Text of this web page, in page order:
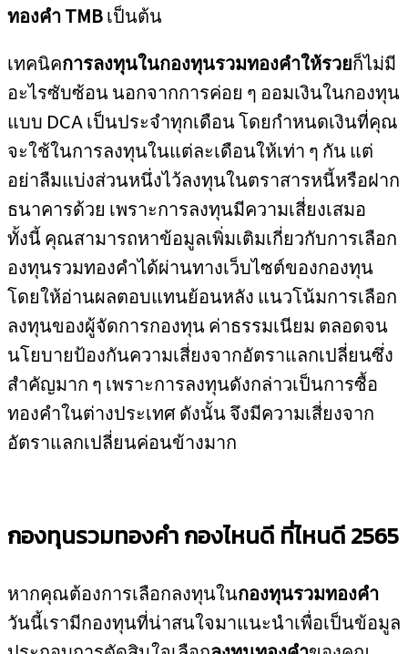
ทองคำ TMBเป็นต้น
เทคนิคการลงทุนในกองทุนรวมทองคำให้รวยก็ไม่มี
อะไรซับซ้อน นอกจากการค่อย ๆ ออมเงินในกองทุน
แบบ DCA เป็นประจำทุกเดือน โดยกำหนดเงินที่คุณ
จะใช้ในการลงทุนในแต่ละเดือนให้เท่า ๆ กัน แต่
อย่าลืมแบ่งส่วนหนึ่งไว้ลงทุนในตราสารหนี้หรือฝาก
ธนาคารด้วย เพราะการลงทุนมีความเสี่ยงเสมอ
ทั้งนี้ คุณสามารถหาข้อมูลเพิ่มเติมเกี่ยวกับการเลือก
องทุนรวมทองคำได้ผ่านทางเว็บไซต์ของกองทุน
โดยให้อ่านผลตอบแทนย้อนหลัง แนวโน้มการเลือก
ลงทุนของผู้จัดการกองทุน ค่าธรรมเนียม ตลอดจน
นโยบายป้องกันความเสี่ยงจากอัตราแลกเปลี่ยนซึ่ง
สำคัญมาก ๆ เพราะการลงทุนดังกล่าวเป็นการซื้อ
ทองคำในต่างประเทศ ดังนั้น จึงมีความเสี่ยงจาก
อัตราแลกเปลี่ยนค่อนข้างมาก
กองทุนรวมทองคำ กองไหนดี ที่ไหนดี 2565
หากคุณต้องการเลือกลงทุนในกองทุนรวมทองคำ
วันนี้เรามีกองทุนที่น่าสนใจมาแนะนำเพื่อเป็นข้อมูล